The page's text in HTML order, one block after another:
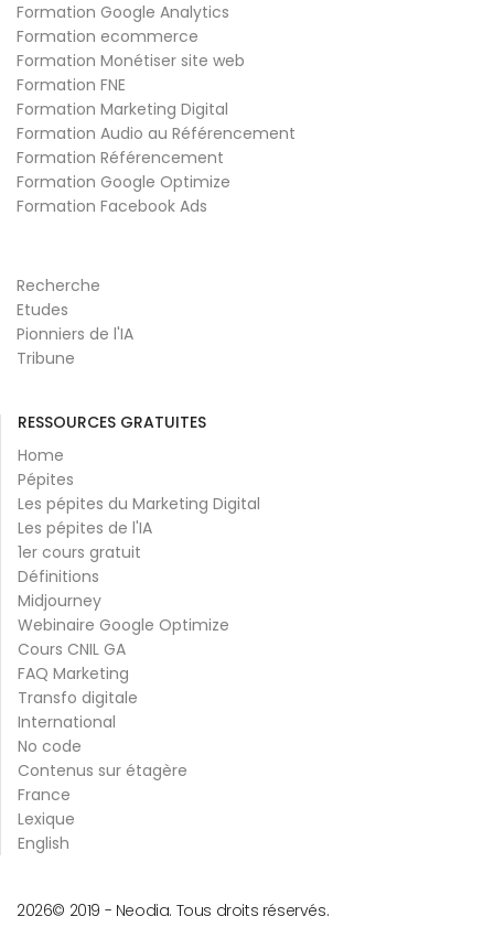
Formation Google Analytics
Formation ecommerce
Formation Monétiser site web
Formation FNE
Formation Marketing Digital
Formation Audio au Référencement
Formation Référencement
Formation Google Optimize
Formation Facebook Ads
Recherche
Etudes
Pionniers de l'IA
Tribune
RESSOURCES GRATUITES
Home
Pépites
Les pépites du Marketing Digital
Les pépites de l'IA
1er cours gratuit
Définitions
Midjourney
Webinaire Google Optimize
Cours CNIL GA
FAQ Marketing
Transfo digitale
International
No code
Contenus sur étagère
France
Lexique
English
© 2019 -
2026 Neodia. Tous droits réservés.